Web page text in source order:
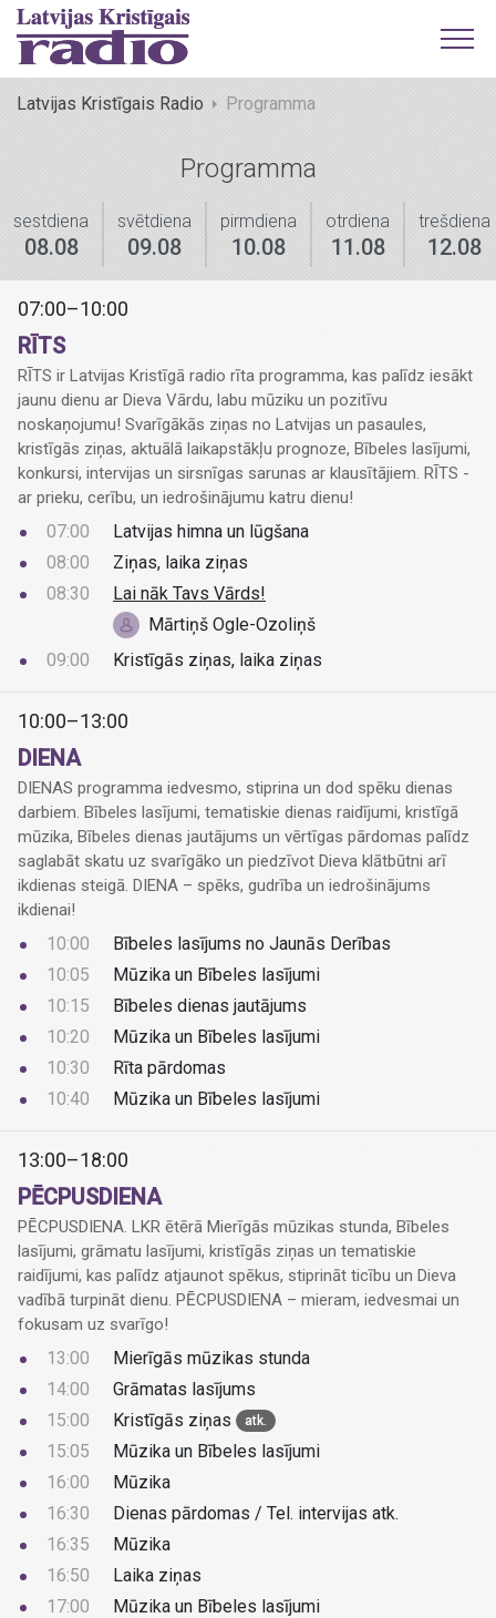
Latvijas Kristīgais Radio Programma
Programma
sestdiena
08.08
svētdiena
09.08
pirmdiena
10.08
otrdiena
11.08
trešdiena
12.08
07:00–10:00
RĪTS
RĪTS ir Latvijas Kristīgā radio rīta programma, kas palīdz iesākt
jaunu dienu ar Dieva Vārdu, labu mūziku un pozitīvu
noskaņojumu! Svarīgākās ziņas no Latvijas un pasaules,
kristīgās ziņas, aktuālā laikapstākļu prognoze, Bībeles lasījumi,
konkursi, intervijas un sirsnīgas sarunas ar klausītājiem. RĪTS -
ar prieku, cerību, un iedrošinājumu katru dienu!
07:00
Latvijas himna un lūgšana
08:00
Ziņas, laika ziņas
08:30
Lai nāk Tavs Vārds!
Mārtiņš Ogle-Ozoliņš
09:00
Kristīgās ziņas, laika ziņas
10:00–13:00
DIENA
DIENAS programma iedvesmo, stiprina un dod spēku dienas
darbiem. Bībeles lasījumi, tematiskie dienas raidījumi, kristīgā
mūzika, Bībeles dienas jautājums un vērtīgas pārdomas palīdz
saglabāt skatu uz svarīgāko un piedzīvot Dieva klātbūtni arī
ikdienas steigā. DIENA – spēks, gudrība un iedrošinājums
ikdienai!
10:00
Bībeles lasījums no Jaunās Derības
10:05
Mūzika un Bībeles lasījumi
10:15
Bībeles dienas jautājums
10:20
Mūzika un Bībeles lasījumi
10:30
Rīta pārdomas
10:40
Mūzika un Bībeles lasījumi
13:00–18:00
PĒCPUSDIENA
PĒCPUSDIENA. LKR ētērā Mierīgās mūzikas stunda, Bībeles
lasījumi, grāmatu lasījumi, kristīgās ziņas un tematiskie
raidījumi, kas palīdz atjaunot spēkus, stiprināt ticību un Dieva
vadībā turpināt dienu. PĒCPUSDIENA – mieram, iedvesmai un
fokusam uz svarīgo!
13:00
Mierīgās mūzikas stunda
14:00
Grāmatas lasījums
15:00
Kristīgās ziņas atk.
15:05
Mūzika un Bībeles lasījumi
16:00
Mūzika
16:30
Dienas pārdomas / Tel. intervijas atk.
16:35
Mūzika
16:50
Laika ziņas
17:00
Mūzika un Bībeles lasījumi